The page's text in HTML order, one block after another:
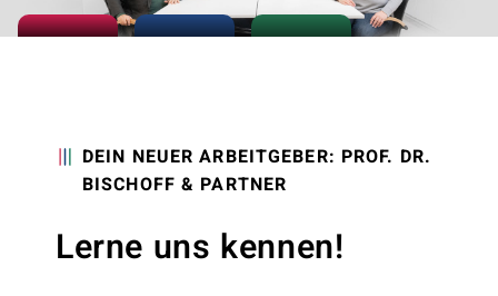
DEIN NEUER ARBEITGEBER: PROF. DR.
BISCHOFF & PARTNER
Lerne uns kennen!